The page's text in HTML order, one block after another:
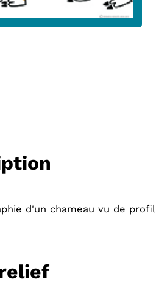
d'un chameau vu de profil